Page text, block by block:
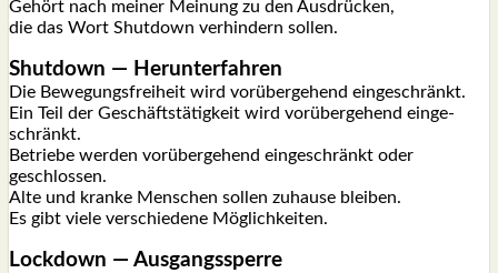
Gehört nach mei­ner Mei­nung zu den Aus­drü­cken,
die das Wort Shut­down ver­hin­dern sol­len.
Shut­down — Her­un­ter­fah­ren
Die Bewe­gungs­frei­heit wird vor­über­ge­hend ein­ge­schränkt.
Ein Teil der Geschäfts­tä­tig­keit wird vor­über­ge­hend ein­ge­
schränkt.
Betrie­be wer­den vor­über­ge­hend ein­ge­schränkt oder
geschlos­sen.
Alte und kran­ke Men­schen sol­len zuhau­se blei­ben.
Es gibt vie­le ver­schie­de­ne Mög­lich­kei­ten.
Lock­down — Aus­gangs­sper­re